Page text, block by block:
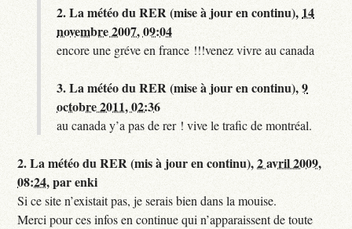
2.La météo du RER (mise à jour en continu), 14
novembre 2007, 09:04
encore une gréve en france !!!venez vivre au canada
3.La météo du RER (mise à jour en continu),9
octobre 2011, 02:36
au canada y’a pas de rer ! vive le trafic de montréal.
2.La météo du RER (mis à jour en continu),2 avril 2009,
08:24,parenki
Si ce site n’existait pas, je serais bien dans la mouise.
Merci pour ces infos en continue qui n’apparaissent de toute